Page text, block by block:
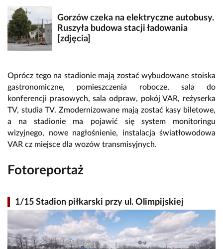
Gorzów czeka na elektryczne autobusy.
Ruszyła budowa stacji ładowania
[zdjęcia]
Oprócz tego na stadionie mają zostać wybudowane stoiska
gastronomiczne, pomieszczenia robocze, sala do
konferencji prasowych, sala odpraw, pokój VAR, reżyserka
TV, studia TV. Zmodernizowane mają zostać kasy biletowe,
a na stadionie ma pojawić się system monitoringu
wizyjnego, nowe nagłośnienie, instalacja światłowodowa
VAR cz miejsce dla wozów transmisyjnych.
Fotoreportaż
1/15 Stadion piłkarski przy ul. Olimpijskiej